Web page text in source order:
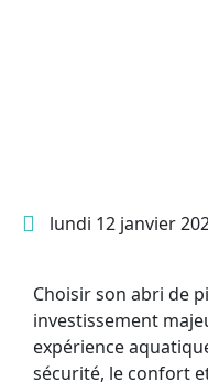
lundi 12 janvier
Choisir son abri de
investissement
expérience
sécurité, le confort